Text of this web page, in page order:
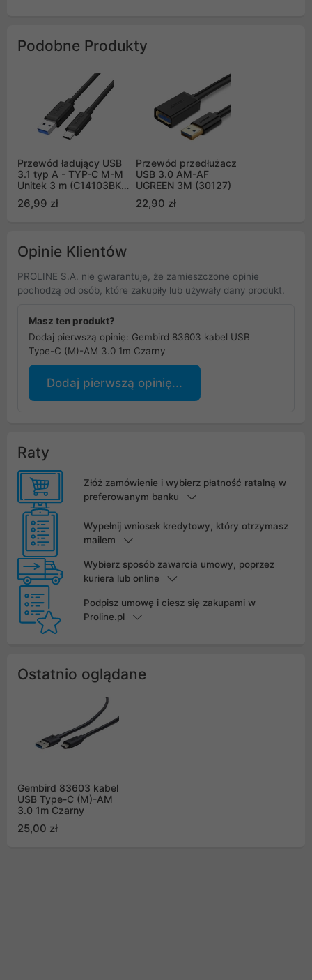
Podobne Produkty
Przewód ładujący USB
3.1 typ A - TYP-C M-M
Unitek 3 m (C14103BK-
3M)
26,99 zł
Przewód przedłużacz
USB 3.0 AM-AF
UGREEN 3M (30127)
22,90 zł
Opinie Klientów
PROLINE S.A. nie gwarantuje, że zamieszczone opinie
pochodzą od osób, które zakupiły lub używały dany produkt.
Masz ten produkt?
Dodaj pierwszą opinię: Gembird 83603 kabel USB
Type-C (M)-AM 3.0 1m Czarny
Dodaj pierwszą opinię...
Raty
Złóż zamówienie i wybierz płatność ratalną w
preferowanym banku
Wypełnij wniosek kredytowy, który otrzymasz
mailem
Wybierz sposób zawarcia umowy, poprzez
kuriera lub online
Podpisz umowę i ciesz się zakupami w
Proline.pl
Ostatnio oglądane
Gembird 83603 kabel
USB Type-C (M)-AM
3.0 1m Czarny
25,00 zł